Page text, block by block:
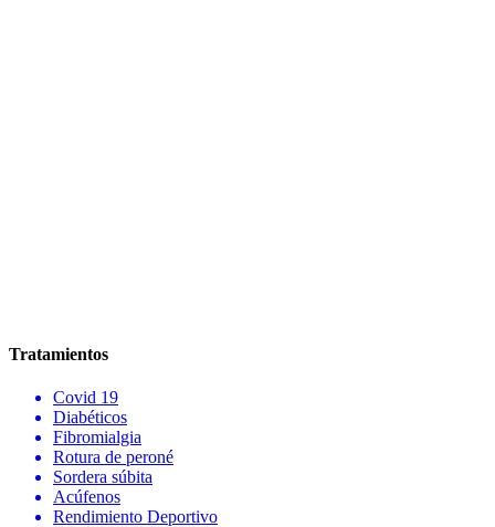
Tratamientos
Covid 19
Diabéticos
Fibromialgia
Rotura de peroné
Sordera súbita
Acúfenos
Rendimiento Deportivo